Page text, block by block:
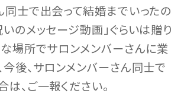
同士で出会って結婚までいったの
のメッセージ動画」ぐらいは贈り
な場所でサロンメンバーさんに業
今後、サロンメンバーさん同士で
、ご一報ください。